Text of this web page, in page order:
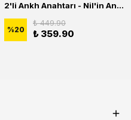
2'li Ankh Anahtarı - Nil'in Anahtarı - Kuru Kafa Erkek Kadın Kolye Seti
%20
₺ 449.90
₺ 359.90